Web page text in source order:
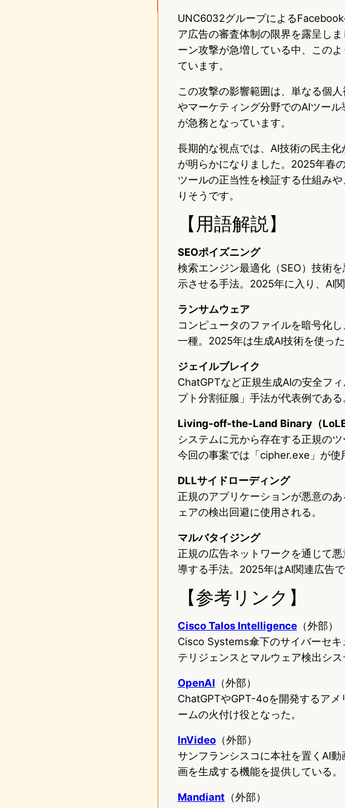
UNC6032グループによる
ア広告の審査体制の限界を露呈し
ーン攻撃が急増している中、この
ています。
この攻撃の影響範囲は、単なる個
やマーケティング分野でのAIツー
が急務となっています。
長期的な視点では、AI技術の民主
が明らかになりました。2025年春
ツールの正当性を検証する仕組み
りそうです。
【用語解説】
SEOポイズニング
検索エンジン最適化（SEO）技術
示させる手法。2025年に入り、AI
ランサムウェア
コンピュータのファイルを暗号化
一種。2025年は生成AI技術を使っ
ジェイルブレイク
ChatGPTなど正規生成AIの安全フ
プト分割征服」手法が代表例である
Living-off-the-Land Binary（
システムに元から存在する正規の
今回の事案では「cipher.exe」が使
DLLサイドローディング
正規のアプリケーションが悪意の
ェアの検出回避に使用される。
マルバタイジング
正規の広告ネットワークを通じて
導する手法。2025年はAI関連広告
【参考リンク】
Cisco Talos Intelligence（外部）
Cisco Systems傘下のサイバーセ
テリジェンスとマルウェア検出シス
OpenAI （外部）
ChatGPTやGPT-4oを開発するア
ームの火付け役となった。
InVideo（外部）
サンフランシスコに本社を置くAI
画を生成する機能を提供している。
Mandiant （外部）